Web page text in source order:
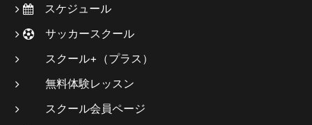
スケジュール
サッカースクール
スクール+（プラス）
無料体験レッスン
スクール会員ページ